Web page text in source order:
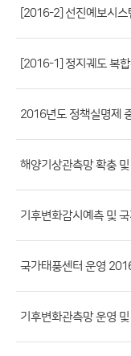
호,
등
부
서,
첨
록
일,
조
[2016-2] 선진예보시스
[2016-1] 정지궤도 복
2016년도 정책실명제
해양기상관측망 확충
기후변화감시예측 및
국가태풍센터 운영
기후변화관측망 운영